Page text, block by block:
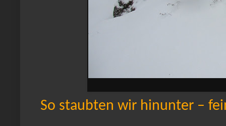
So staubten wir hinunter –